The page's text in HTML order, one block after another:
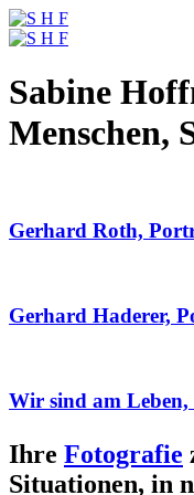
Sabine
Menschen,
Gerhard Roth,
Gerhard Haderer,
Wir sind am Leben,
Ihre Fotografie
Situationen, in